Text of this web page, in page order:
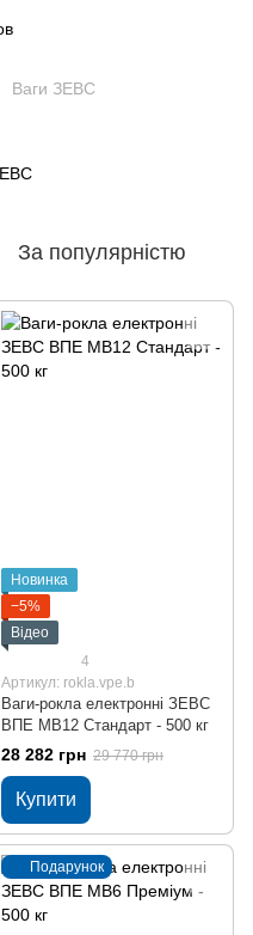
Ваги ЗЕВС
За популярністю
Новинка
−5%
Відео
4
Артикул: rokla.vpe.b
Ваги-рокла електронні ЗЕВС
ВПЕ МВ12 Стандарт - 500 кг
28 282 грн 29 770 грн
Купити
Подарунок